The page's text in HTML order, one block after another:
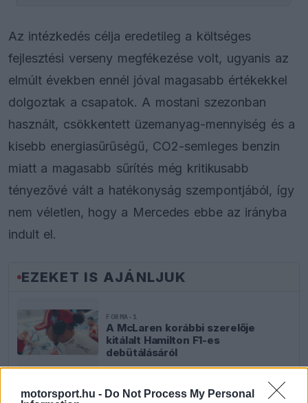
motorsport.hu - Do Not Process My Personal
Az intézkedés célja eredetileg a költséges
fejlesztési verseny megfékezése volt, ugyanis az
elmúlt években ennél jóval magasabb értékekkel
dolgoztak a csapatok. A mostani szezonban
használt, csökkentett üzemanyag-mennyiség és a
kisebb energiasűrűségű, CO2-semleges benzin
miatt a magasabb sűrítés még kritikusabb
tényezővé vált a hatékonyság szempontjából, így
nem véletlen, hogy a Mercedes ebbe az irányba
indult el.
EZEKET IS AJÁNLJUK
FORMA-1
A McLaren korábbi szerelője
kitálalt Hamilton F1-es
debütálásáról